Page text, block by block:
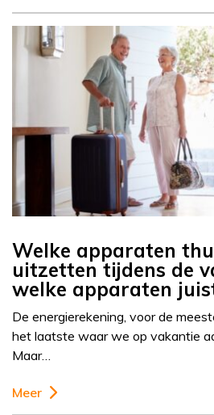
Welke apparaten
uitzetten tijdens de
welke apparaten
De energierekening, voor de
het laatste waar we op vakantie
Maar…
Meer